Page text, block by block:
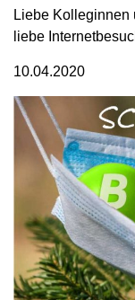
Liebe Kolleginnen
liebe
10.04.2020